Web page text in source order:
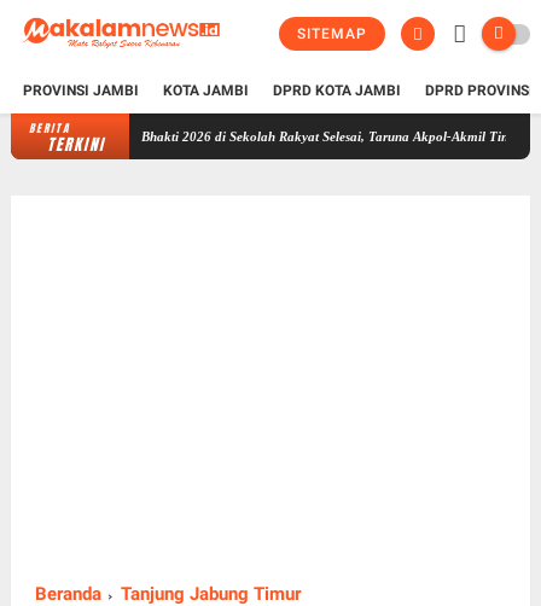
SITEMAP
PROVINSI JAMBI KOTA JAMBI DPRD KOTA JAMBI DPRD
BERITA
TERKINI
Taruna Bhakti 2026 di Sekolah Rakyat Selesai, Taruna Akpol-Akmil Tinggalkan Jambi
Beranda Tanjung Jabung Timur